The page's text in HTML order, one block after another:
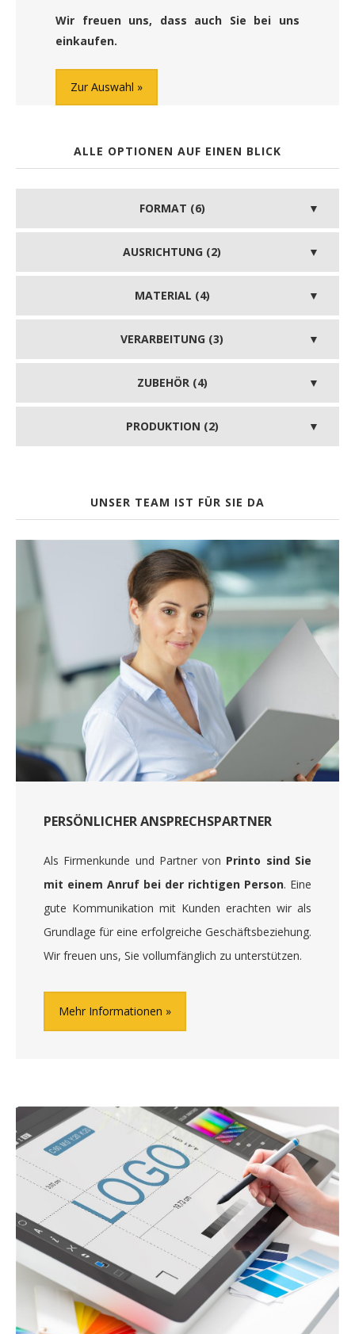
Wir freuen uns, dass auch Sie bei uns
einkaufen.
Zur Auswahl
ALLE OPTIONEN AUF EINEN BLICK
FORMAT (6)
AUSRICHTUNG (2)
MATERIAL (4)
VERARBEITUNG (3)
ZUBEHÖR (4)
PRODUKTION (2)
UNSER TEAM IST FÜR SIE DA
PERSÖNLICHER ANSPRECHSPARTNER
Als Firmenkunde und Partner von Printo sind Sie
mit einem Anruf bei der richtigen Person. Eine
gute Kommunikation mit Kunden erachten wir als
Grundlage für eine erfolgreiche Geschäftsbeziehung.
Wir freuen uns, Sie vollumfänglich zu unterstützen.
Mehr Informationen